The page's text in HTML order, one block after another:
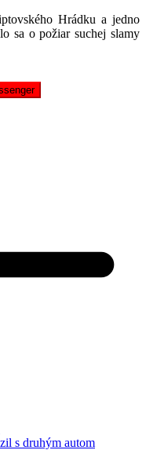
Hrádku a jedno
sa o požiar suchej slamy
s druhým autom